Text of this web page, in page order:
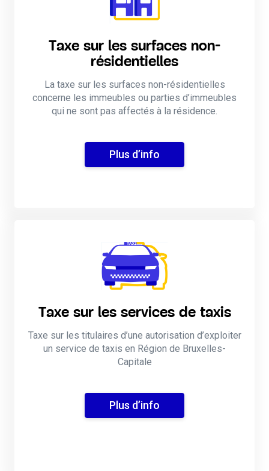
Taxe sur les surfaces non-
résidentielles
La taxe sur les surfaces non-résidentielles
concerne les immeubles ou parties d’immeubles
qui ne sont pas affectés à la résidence.
Plus d’info
Taxe sur les services de taxis
Taxe sur les titulaires d’une autorisation d’exploiter
un service de taxis en Région de Bruxelles-
Capitale
Plus d’info